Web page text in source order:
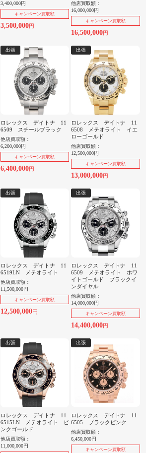
3,400,000円
キャンペーン買取額
3,500,000円
他店買取額：
16,000,000円
キャンペーン買取額
16,500,000円
出張
ロレックス デイトナ 11
6509 スチールブラック
他店買取額：
6,200,000円
キャンペーン買取額
6,400,000円
出張
ロレックス デイトナ 11
6508 メテオライト イエ
ローゴールド
他店買取額：
12,500,000円
キャンペーン買取額
13,000,000円
出張
ロレックス デイトナ 11
6519LN メテオライト
他店買取額：
11,500,000円
キャンペーン買取額
12,500,000円
出張
ロレックス デイトナ 11
6509 メテオライト ホワ
イトゴールド ブラックイ
ンダイヤル
他店買取額：
14,000,000円
キャンペーン買取額
14,400,000円
出張
ロレックス デイトナ 11
6515LN メテオライト ピ
ンクゴールド
他店買取額：
11,000,000円
出張
ロレックス デイトナ 11
6505 ブラックピンク
他店買取額：
6,450,000円
キャンペーン買取額